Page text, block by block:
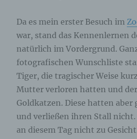
Da es mein erster Besuch im
war, stand das Kennenlernen
natürlich im Vordergrund.
fotografischen Wunschliste
Tiger, die tragischer Weise
Mutter verloren hatten und
Goldkatzen. Diese hatten aber
und verließen ihren Stall nicht.
an diesem Tag nicht zu
für die Verarbeitung
werden, ergibt sich aus der
Eingabemaske, die für die
verwendet wird. Die von der
eingegebenen
ausschließlich für die interne
für die Verarbeitung
eigene Zwecke erhoben und
die Verarbeitung Verantwortliche
Weitergabe an einen oder
Auftragsverarbeiter,
Paketdienstleister, veranlassen,
personenbezogenen Daten
ausschließlich für eine interne